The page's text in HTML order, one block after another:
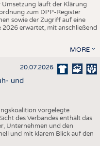
läuft der Klärung
zum DPP-Register
sowie der Zugriff auf eine
erwartet, mit anschließend
MORE
20.07.2026
und
vorgelegte
des Verbandes enthält das
Unternehmen und den
und mit klarem Blick auf den